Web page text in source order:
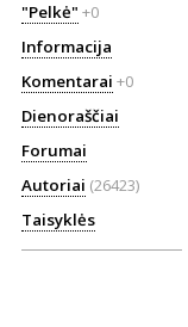
"Pelkė" +0
Informacija
Komentarai +0
Dienoraščiai
Forumai
Autoriai (26423)
Taisyklės